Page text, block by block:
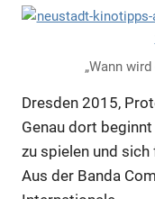
„Wann
Dresden 2015,
Genau dort
zu spielen und
Aus der Banda